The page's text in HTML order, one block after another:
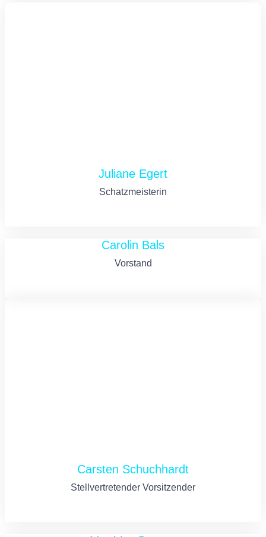
Juliane Egert
Schatzmeisterin
Carolin Bals
Vorstand
Carsten Schuchhardt
Stellvertretender Vorsitzender